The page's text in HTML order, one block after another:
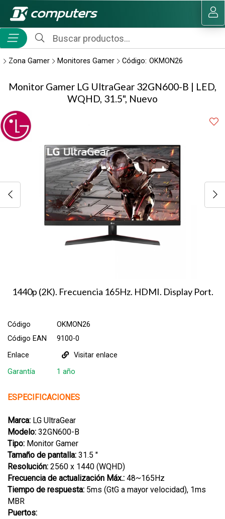
Compartir por email MI COMPRA
Zona Gamer Monitores Gamer Código: OKMON26
Monitor Gamer LG UltraGear 32GN600-B | LED,
WQHD, 31.5", Nuevo
1440p (2K). Frecuencia 165Hz. HDMI. Display Port.
Código
OKMON26
Código EAN
9100-0
Enlace
Visitar enlace
Garantía
1 año
ESPECIFICACIONES
Marca: LG UltraGear
Modelo: 32GN600-B
Tipo: Monitor Gamer
Tamaño de pantalla: 31.5 "
Resolución: 2560 x 1440 (WQHD)
Frecuencia de actualización Máx.: 48~165Hz
Tiempo de respuesta: 5ms (GtG a mayor velocidad), 1ms
MBR
Puertos: